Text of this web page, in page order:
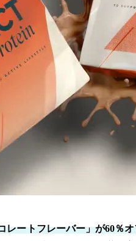
レートフレーバー」が60％